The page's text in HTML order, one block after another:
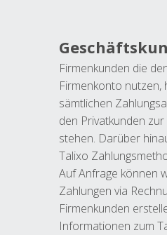
Firmenkunden die
Firmenkonto nutzen,
sämtlichen
den Privatkunden
stehen. Darüber
Talixo
Auf Anfrage können
Zahlungen via
Firmenkunden
Informationen zum